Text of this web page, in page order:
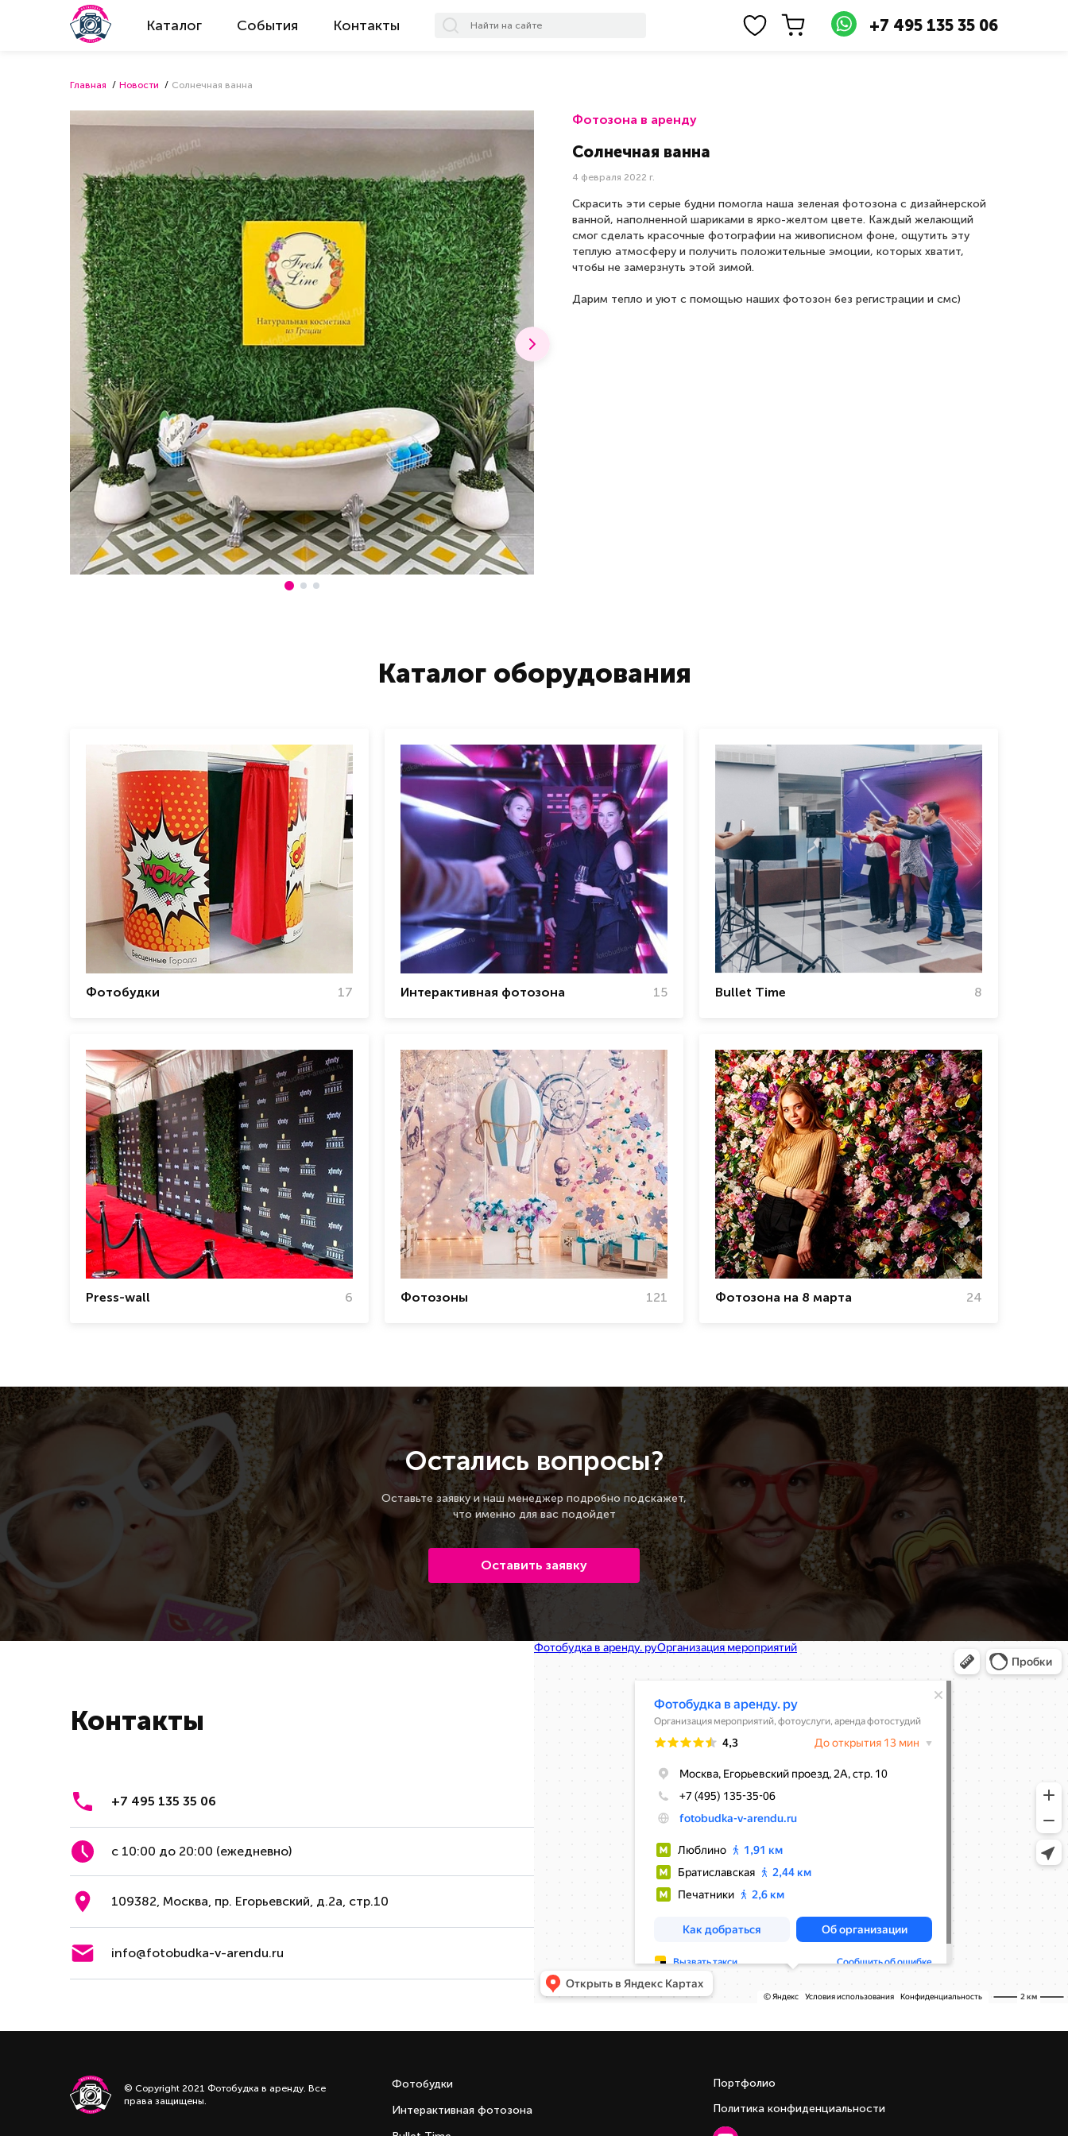
Каталог События Контакты +7 495 135 35 06
Главная Новости Солнечная ванна
Фотозона в аренду
Солнечная ванна
4 февраля 2022 г.
Скрасить эти серые будни помогла наша зеленая фотозона с дизайнерской
ванной, наполненной шариками в ярко-желтом цвете. Каждый желающий
смог сделать красочные фотографии на живописном фоне, ощутить эту
теплую атмосферу и получить положительные эмоции, которых хватит,
чтобы не замерзнуть этой зимой.
Дарим тепло и уют с помощью наших фотозон без регистрации и смс)
Каталог оборудования
Фотобудки 17 Интерактивная фотозона 15 Bullet Time 8
Press-wall 6 Фотозоны 121 Фотозона на 8 марта 24
Остались вопросы?
Оставьте заявку и наш менеджер подробно подскажет,
что именно для вас подойдет
Оставить заявку
Контакты
+7 495 135 35 06
с 10:00 до 20:00 (ежедневно)
109382, Москва, пр. Егорьевский, д.2а, стр.10
info@fotobudka-v-arendu.ru
© Copyright 2021 Фотобудка в аренду. Все
права защищены.
Фотобудки
Интерактивная фотозона
Портфолио
Политика конфиденциальности